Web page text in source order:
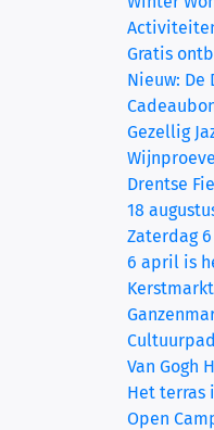
Gratis
Nieuw: De
Gezellig
Drentse
18
Zaterdag 6
6 april is
Van Gogh
Het terras
Open